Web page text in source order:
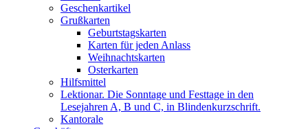
gGmbHGeschenkartikel
Grußkarten
Geburtstagskarten
Karten für jeden Anlass
Weihnachtskarten
Osterkarten
Hilfsmittel
Lektionar. Die Sonntage und Festtage in den
Lesejahren A, B und C, in Blindenkurzschrift.
Kantorale